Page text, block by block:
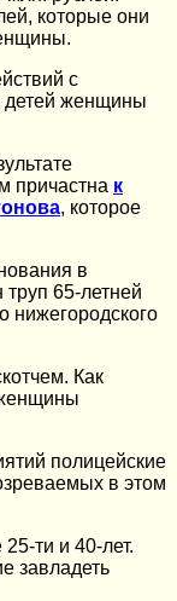
которые они
с
детей женщины
причастна к
, которое
в
65-летней
нижегородского
Как
полицейские
в этом
ти и 40-лет.
завладеть